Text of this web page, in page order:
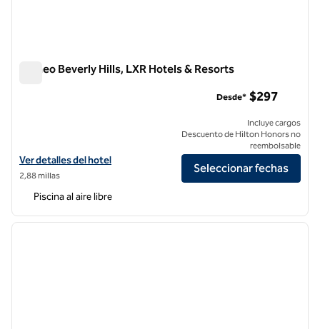
Cameo Beverly Hills, LXR Hotels & Resorts
Ver detalles del hotel para Cameo Beverly Hills, LXR Hotels & Resorts
Ver detalles del hotel
2,88 millas
Desde* $297
Incluye cargos
Descuento de Hilton Honors no
reembolsable
Seleccionar fechas
Piscina al aire libre
1 de 11